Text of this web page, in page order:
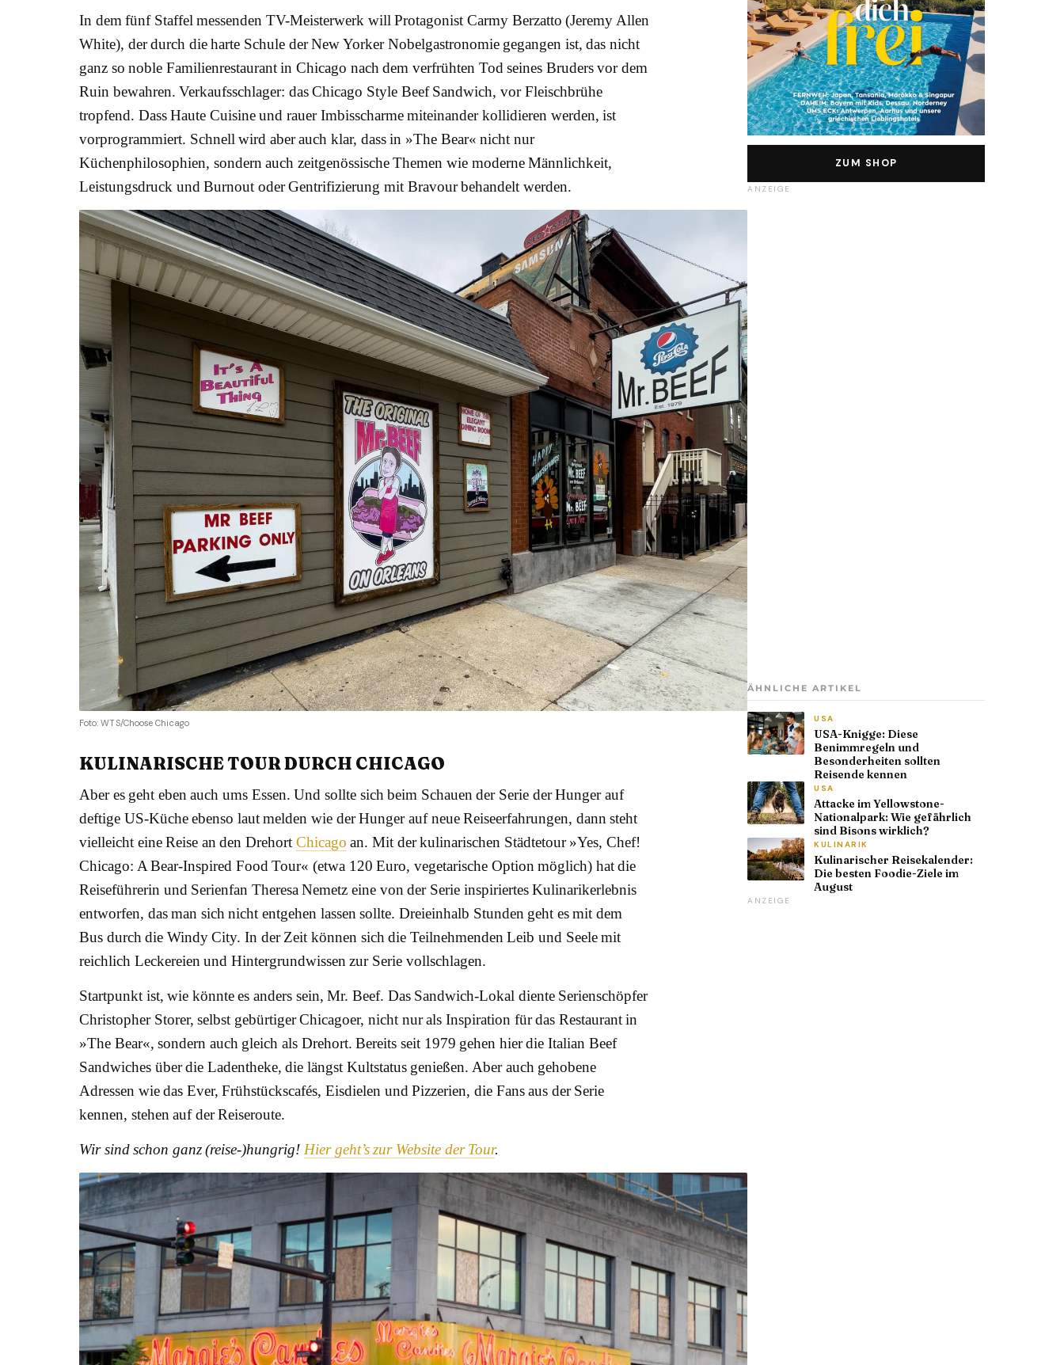
In dem fünf Staffel messenden TV-Meisterwerk will Protagonist Carmy Berzatto (Jeremy Allen
White), der durch die harte Schule der New Yorker Nobelgastronomie gegangen ist, das nicht
ganz so noble Familienrestaurant in Chicago nach dem verfrühten Tod seines Bruders vor dem
Ruin bewahren. Verkaufsschlager: das Chicago Style Beef Sandwich, vor Fleischbrühe
tropfend. Dass Haute Cuisine und rauer Imbisscharme miteinander kollidieren werden, ist
vorprogrammiert. Schnell wird aber auch klar, dass in »The Bear« nicht nur
Küchenphilosophien, sondern auch zeitgenössische Themen wie moderne Männlichkeit,
Leistungsdruck und Burnout oder Gentrifizierung mit Bravour behandelt werden.
Foto: WTS/Choose Chicago
KULINARISCHE TOUR DURCH CHICAGO
Aber es geht eben auch ums Essen. Und sollte sich beim Schauen der Serie der Hunger auf
deftige US-Küche ebenso laut melden wie der Hunger auf neue Reiseerfahrungen, dann steht
vielleicht eine Reise an den Drehort Chicago an. Mit der kulinarischen Städtetour »Yes, Chef!
Chicago: A Bear-Inspired Food Tour« (etwa 120 Euro, vegetarische Option möglich) hat die
Reiseführerin und Serienfan Theresa Nemetz eine von der Serie inspiriertes Kulinarikerlebnis
entworfen, das man sich nicht entgehen lassen sollte. Dreieinhalb Stunden geht es mit dem
Bus durch die Windy City. In der Zeit können sich die Teilnehmenden Leib und Seele mit
reichlich Leckereien und Hintergrundwissen zur Serie vollschlagen.
Startpunkt ist, wie könnte es anders sein, Mr. Beef. Das Sandwich-Lokal diente Serienschöpfer
Christopher Storer, selbst gebürtiger Chicagoer, nicht nur als Inspiration für das Restaurant in
»The Bear«, sondern auch gleich als Drehort. Bereits seit 1979 gehen hier die Italian Beef
Sandwiches über die Ladentheke, die längst Kultstatus genießen. Aber auch gehobene
Adressen wie das Ever, Frühstückscafés, Eisdielen und Pizzerien, die Fans aus der Serie
kennen, stehen auf der Reiseroute.
Wir sind schon ganz (reise-)hungrig! Hier geht’s zur Website der Tour.
ZUM SHOP
ANZEIGE
ÄHNLICHE ARTIKEL
USA
USA-Knigge: Diese
Benimmregeln und
Besonderheiten sollten
Reisende kennen
USA
Attacke im Yellowstone-
Nationalpark: Wie gefährlich
sind Bisons wirklich?
KULINARIK
Kulinarischer Reisekalender:
Die besten Foodie-Ziele im
August
ANZEIGE